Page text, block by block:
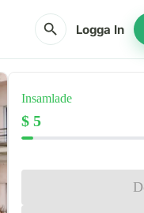
search Logga In
Insamlade
$ 5